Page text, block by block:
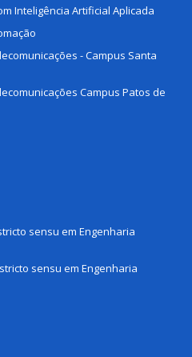
Inteligência Artificial Aplicada
- Campus Santa
Campus Patos de
sensu em Engenharia
sensu em Engenharia